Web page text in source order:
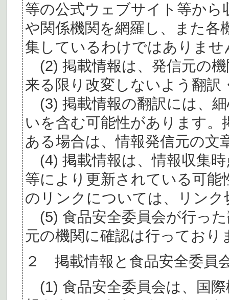
等の公式ウェブサイト等か
や関係機関を網羅し、また各
集しているわけではありませ
(2) 掲載情報は、発信元の
来る限り改変しないよう翻訳
(3) 掲載情報の翻訳には、
いを含む可能性があります。
ある場合は、情報発信元の文
(4) 掲載情報は、情報収集
等により更新されている可
のリンクについては、リン
(5) 食品安全委員会が行っ
元の機関に確認は行っており
２ 掲載情報と食品安全委員
(1) 食品安全委員会は、国